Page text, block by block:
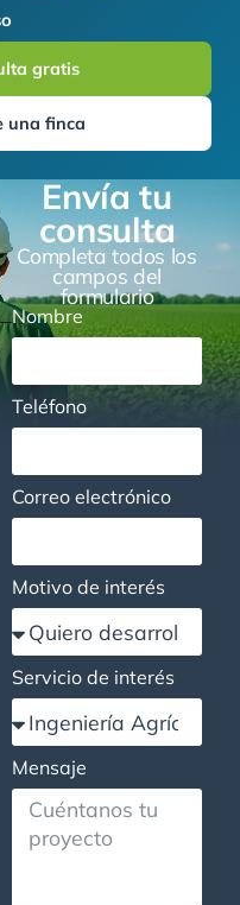
gratis
una finca
Envía tu
consulta
Completa todos los
campos del
formulario
Nombre
Teléfono
Correo electrónico
Motivo de interés
Servicio de interés
Mensaje